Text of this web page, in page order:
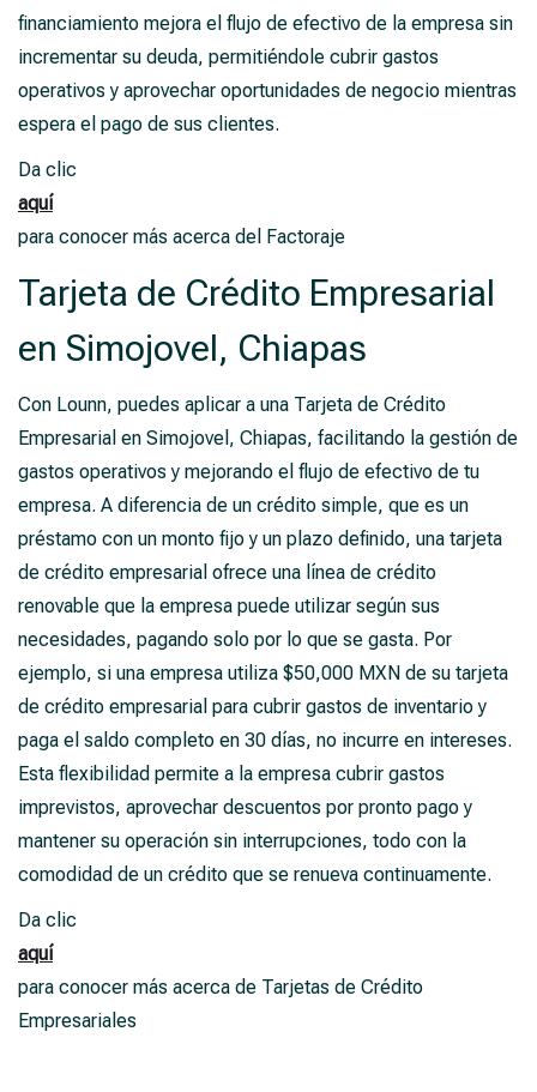
financiamiento mejora el flujo de efectivo de la empresa sin
incrementar su deuda, permitiéndole cubrir gastos
operativos y aprovechar oportunidades de negocio mientras
espera el pago de sus clientes.
Da clic
aquí
para conocer más acerca del Factoraje
Tarjeta de Crédito Empresarial
en Simojovel, Chiapas
Con Lounn, puedes aplicar a una Tarjeta de Crédito
Empresarial en Simojovel, Chiapas, facilitando la gestión de
gastos operativos y mejorando el flujo de efectivo de tu
empresa. A diferencia de un crédito simple, que es un
préstamo con un monto fijo y un plazo definido, una tarjeta
de crédito empresarial ofrece una línea de crédito
renovable que la empresa puede utilizar según sus
necesidades, pagando solo por lo que se gasta. Por
ejemplo, si una empresa utiliza $50,000 MXN de su tarjeta
de crédito empresarial para cubrir gastos de inventario y
paga el saldo completo en 30 días, no incurre en intereses.
Esta flexibilidad permite a la empresa cubrir gastos
imprevistos, aprovechar descuentos por pronto pago y
mantener su operación sin interrupciones, todo con la
comodidad de un crédito que se renueva continuamente.
Da clic
aquí
para conocer más acerca de Tarjetas de Crédito
Empresariales